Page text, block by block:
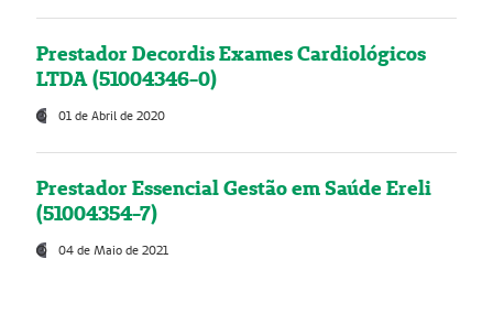
Prestador Decordis Exames Cardiológicos
LTDA (51004346-0)
01 de Abril de 2020
Prestador Essencial Gestão em Saúde Ereli
(51004354-7)
04 de Maio de 2021